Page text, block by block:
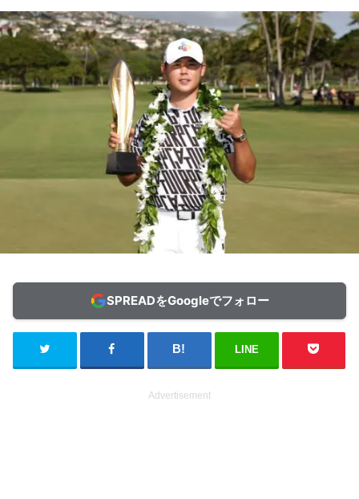
SPREADをGoogleでフォロー
LINE
Advertisement